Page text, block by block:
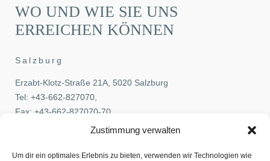
Zustimmung verwalten
Um dir ein optimales Erlebnis zu bieten, verwenden wir Technologien wie
WO UND WIE SIE UNS
ERREICHEN KÖNNEN
Salzburg
Erzabt-Klotz-Straße 21A, 5020 Salzburg
Tel: +43-662-827070
Fax: +43-662-827070-70
office@pehb.at
Wien